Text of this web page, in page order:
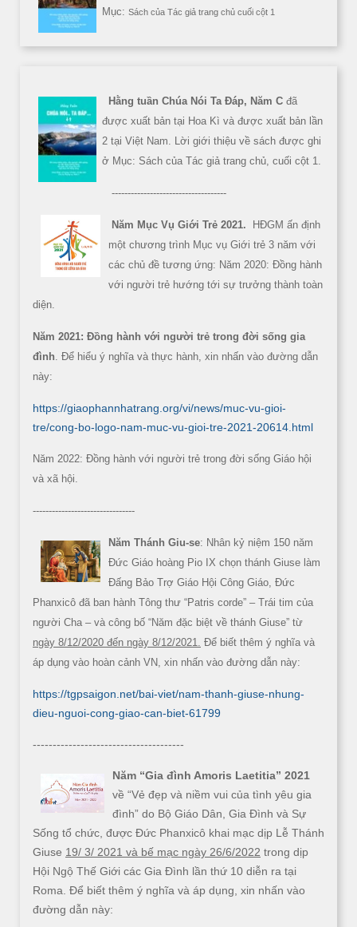
Mục: Sách của Tác giả trang chủ cuối cột 1
Hằng tuần Chúa Nói Ta Đáp, Năm C đã
được xuất bản tại Hoa Kì và được xuất bản lần
2 tại Việt Nam. Lời giới thiệu về sách được ghi
ở Mục: Sách của Tác giả trang chủ, cuối cột 1.
------------------------------------
Năm Mục Vụ Giới Trẻ 2021.
HĐGM ấn định
một chương trình Mục vụ Giới trẻ 3 năm với
các chủ đề tương ứng: Năm 2020: Đồng hành
với người trẻ hướng tới sự trưởng thành toàn
diện.
Năm 2021: Đồng hành với người trẻ trong đời sống gia
đình . Để hiểu ý nghĩa và thực hành, xin nhấn vào đường dẫn
này:
https://giaophannhatrang.org/vi/news/muc-vu-gioi-
tre/cong-bo-logo-nam-muc-vu-gioi-tre-2021-20614.html
Năm 2022: Đồng hành với người trẻ trong đời sống Giáo hội
và xã hội.
--------------------------------
Năm Thánh Giu-se: Nhân kỷ niệm 150 năm
Đức Giáo hoàng Pio IX chọn thánh Giuse làm
Đấng Bảo Trợ Giáo Hội Công Giáo, Đức
Phanxicô đã ban hành Tông thư “Patris corde” – Trái tim của
người Cha – và công bố “Năm đặc biệt về thánh Giuse” từ
ngày 8/12/2020 đến ngày 8/12/2021.
Để biết thêm ý nghĩa và
áp dụng vào hoàn cảnh VN, xin nhấn vào đường dẫn này:
https://tgpsaigon.net/bai-viet/nam-thanh-giuse-nhung-
dieu-nguoi-cong-giao-can-biet-61799
--------------------------------------
Năm “Gia đình Amoris Laetitia” 2021
về “Vẻ đẹp và niềm vui của tình yêu gia
đình” do Bộ Giáo Dân, Gia Đình và Sự
Sống tổ chức, được Đức Phanxicô khai mạc dịp Lễ Thánh
Giuse 19/ 3/ 2021 và bế mạc ngày 26/6/2022 trong dịp
Hội Ngộ Thế Giới các Gia Đình lần thứ 10 diễn ra tại
Roma. Để biết thêm ý nghĩa và áp dụng, xin nhấn vào
đường dẫn này: